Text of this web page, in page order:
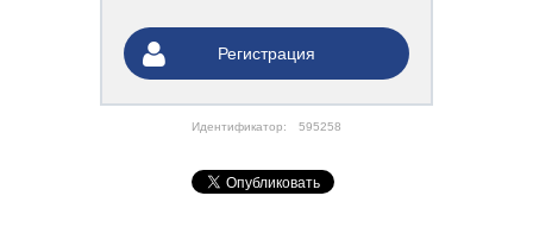
Регистрация
Идентификатор: 595258